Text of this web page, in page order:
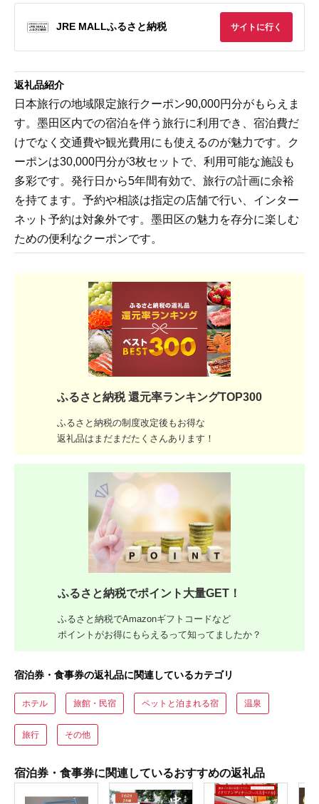
JRE MALLふるさと納税 サイトに行く
返礼品紹介
日本旅行の地域限定旅行クーポン90,000円分がもらえま
す。墨田区内での宿泊を伴う旅行に利用でき、宿泊費だ
けでなく交通費や観光費用にも使えるのが魅力です。ク
ーポンは30,000円分が3枚セットで、利用可能な施設も
多彩です。発行日から5年間有効で、旅行の計画に余裕
を持てます。予約や相談は指定の店舗で行い、インター
ネット予約は対象外です。墨田区の魅力を存分に楽しむ
ための便利なクーポンです。
ふるさと納税 還元率ランキングTOP300
ふるさと納税の制度改定後もお得な
返礼品はまだまだたくさんあります！
ふるさと納税でポイント大量GET！
ふるさと納税でAmazonギフトコードなど
ポイントがお得にもらえるって知ってましたか？
宿泊券・食事券の返礼品に関連しているカテゴリ
ホテル 旅館・民宿 ペットと泊まれる宿 温泉
旅行 その他
宿泊券・食事券に関連しているおすすめの返礼品